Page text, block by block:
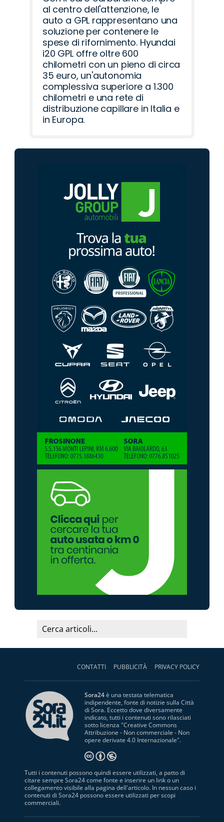
al centro dell'attenzione, le
auto a GPL rappresentano una
soluzione per contenere le
spese di rifornimento. Hyundai
i20 GPL offre oltre 600
chilometri con un pieno di circa
35 euro, un'autonomia
complessiva superiore a 1.300
chilometri e una rete di
distribuzione capillare in Italia e
in Europa.
CONTATTI PUBBLICITÀ PRIVACY POLICY
Sora24è una testata telematica
indipendente, fonte di notizie sulla Città
di Sora. Eccetto dove diversamente
indicato, tutti i contenuti sono rilasciati
sotto licenza "Creative Commons
Attribuzione - Non commerciale - Non
opere derivate 4.0 Internazionale".
Tutti i contenuti possono quindi essere utilizzati, a patto di
citare sempre Sora24 come fonte e inserire un link o un
collegamento visibile alla pagina dell'articolo. In nessun caso i
contenuti di Sora24 possono essere utilizzati per scopi
commerciali.